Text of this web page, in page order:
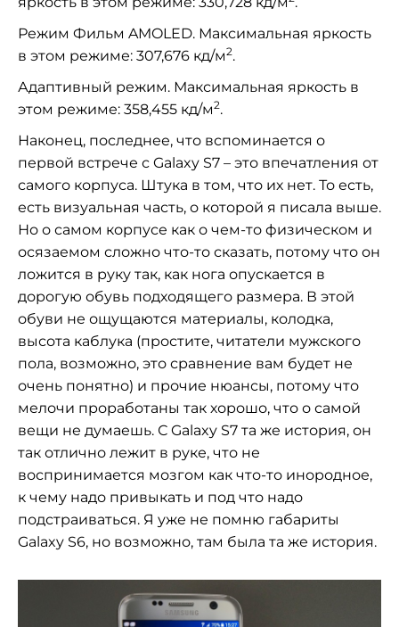
Режим Фильм AMOLED. Максимальная яркость
в этом режиме: 307,676 кд/м2.
Адаптивный режим. Максимальная яркость в
этом режиме: 358,455 кд/м2.
Наконец, последнее, что вспоминается о
первой встрече с Galaxy S7 – это впечатления от
самого корпуса. Штука в том, что их нет. То есть,
есть визуальная часть, о которой я писала выше.
Но о самом корпусе как о чем-то физическом и
осязаемом сложно что-то сказать, потому что он
ложится в руку так, как нога опускается в
дорогую обувь подходящего размера. В этой
обуви не ощущаются материалы, колодка,
высота каблука (простите, читатели мужского
пола, возможно, это сравнение вам будет не
очень понятно) и прочие нюансы, потому что
мелочи проработаны так хорошо, что о самой
вещи не думаешь. С Galaxy S7 та же история, он
так отлично лежит в руке, что не
воспринимается мозгом как что-то инородное,
к чему надо привыкать и под что надо
подстраиваться. Я уже не помню габариты
Galaxy S6, но возможно, там была та же история.